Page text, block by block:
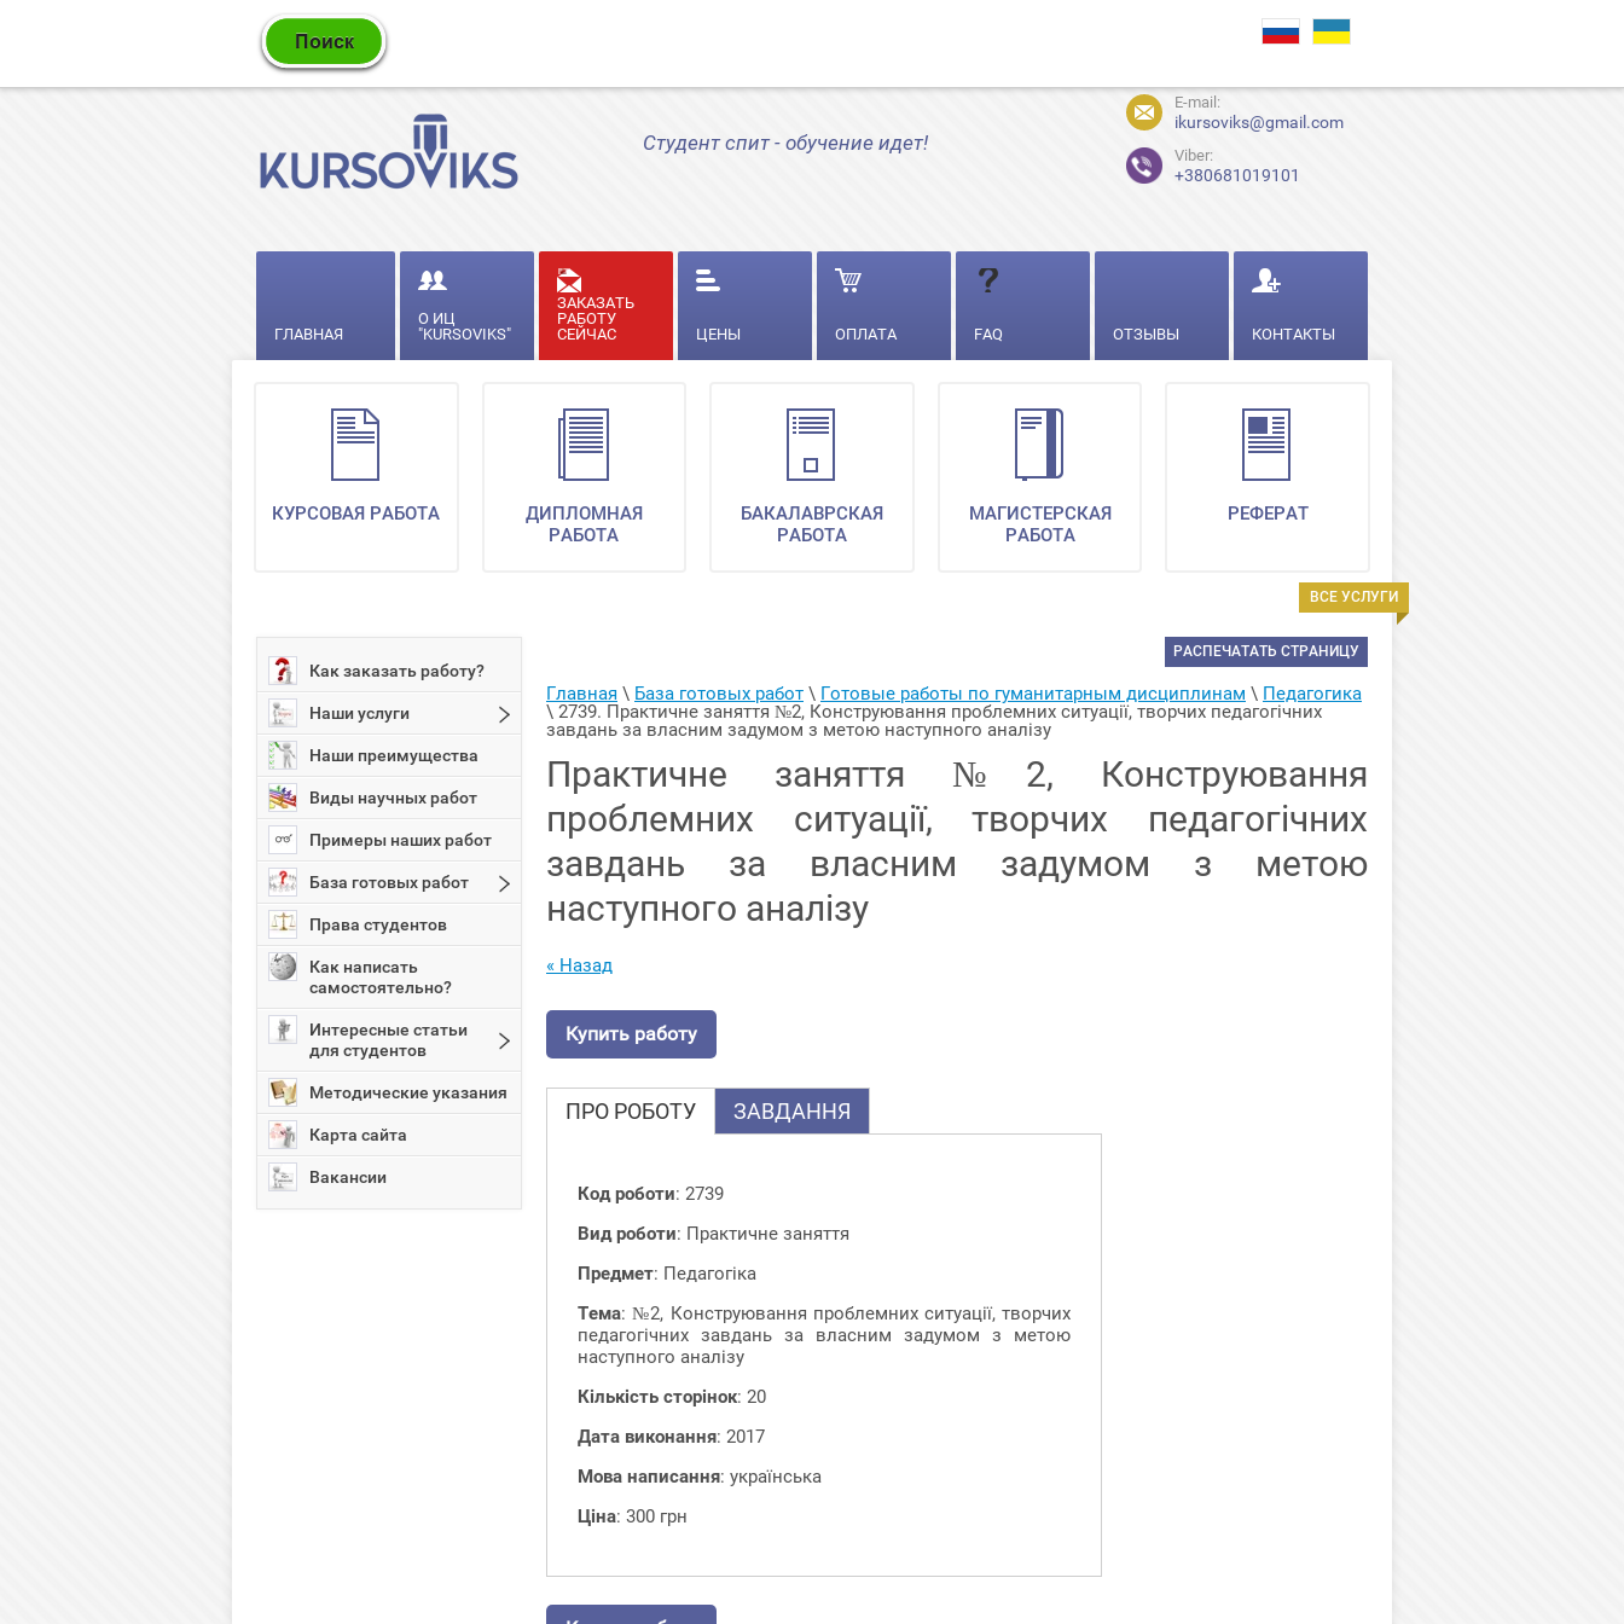
Студент спит - обучение идет!
E-mail:
ikursoviks@gmail.com
Viber:
+380681019101
ГЛАВНАЯ
О ИЦ
"KURSOVIKS"
ЗАКАЗАТЬ
РАБОТУ
СЕЙЧАС
ЦЕНЫ ОПЛАТА FAQ ОТЗЫВЫ КОНТАКТЫ
ВСЕ УСЛУГИ
КУРСОВАЯ РАБОТА
ДИПЛОМНАЯ
РАБОТА
БАКАЛАВРСКАЯ
РАБОТА
МАГИСТЕРСКАЯ
РАБОТА
РЕФЕРАТ
Как заказать работу?
Наши услуги
Наши преимущества
Виды научных работ
Примеры наших работ
База готовых работ
Права студентов
Как написать
самостоятельно?
Интересные статьи
для студентов
Методические указания
Карта сайта
Вакансии
РАСПЕЧАТАТЬ СТРАНИЦУ
Главная \ База готовых работ \ Готовые работы по гуманитарным дисциплинам \ Педагогика
\ 2739. Практичне заняття №2, Конструювання проблемних ситуації, творчих педагогічних
завдань за власним задумом з метою наступного аналізу
Практичне заняття №2, Конструювання
проблемних ситуації, творчих педагогічних
завдань за власним задумом з метою
наступного аналізу
« Назад
Купить работу
ПРО РОБОТУ ЗАВДАННЯ
Код роботи: 2739
Вид роботи: Практичне заняття
Предмет: Педагогіка
Тема: №2, Конструювання проблемних ситуації, творчих
педагогічних завдань за власним задумом з метою
наступного аналізу
Кількість сторінок: 20
Дата виконання: 2017
Мова написання: українська
Ціна: 300 грн